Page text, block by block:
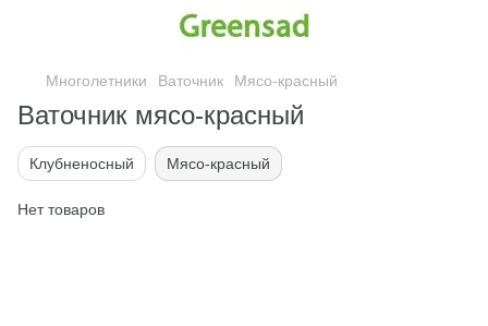
Многолетники Ваточник Мясо-красный
Ваточник мясо-красный
Клубненосный Мясо-красный
Нет товаров